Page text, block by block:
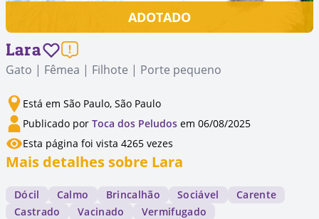
ADOTADO
Lara
Gato | Fêmea | Filhote | Porte pequeno
Está em São Paulo, São Paulo
Publicado por Toca dos Peludos em 06/08/2025
Esta página foi vista 4265 vezes
Mais detalhes sobre Lara
Dócil Calmo Brincalhão Sociável
Carente
Castrado
Vacinado
Vermifugado